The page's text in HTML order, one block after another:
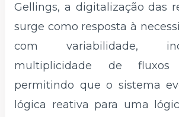
Gellings, a digitalização das
surge como resposta à
com variabilidade,
multiplicidade de fluxos
permitindo que o sistema
lógica reativa para uma